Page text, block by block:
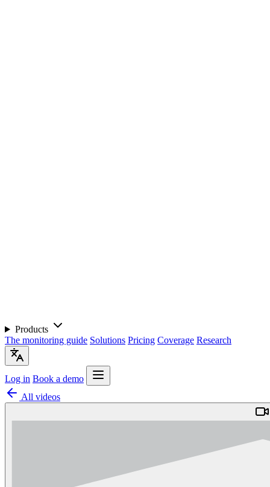
Products
The monitoring guide Solutions Pricing Coverage Research
Log in Book a demo
All videos